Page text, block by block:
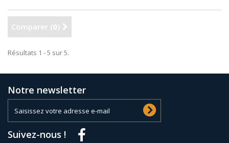
Comparer (0)
Résultats 1 - 5 sur 5.
Notre newsletter
Suivez-nous !